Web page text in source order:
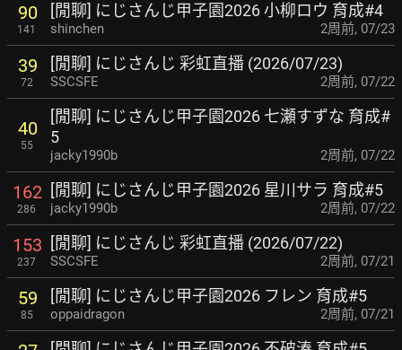
90
141
[閒聊] にじさんじ甲子園2026 小柳ロウ 育成#4
shinchen 2周前, 07/23
39
72
[閒聊] にじさんじ 彩虹直播 (2026/07/23)
SSCSFE 2周前, 07/22
40
55
[閒聊] にじさんじ甲子園2026 七瀬すずな 育成#
5
jacky1990b 2周前, 07/22
162
286
[閒聊] にじさんじ甲子園2026 星川サラ 育成#5
jacky1990b 2周前, 07/22
153
237
[閒聊] にじさんじ 彩虹直播 (2026/07/22)
SSCSFE 2周前, 07/21
59
85
[閒聊] にじさんじ甲子園2026 フレン 育成#5
oppaidragon 2周前, 07/21